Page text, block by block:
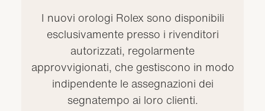
I nuovi orologi Rolex sono disponibili
esclusivamente presso i rivenditori
autorizzati, regolarmente
approvvigionati, che gestiscono in modo
indipendente le assegnazioni dei
segnatempo ai loro clienti.